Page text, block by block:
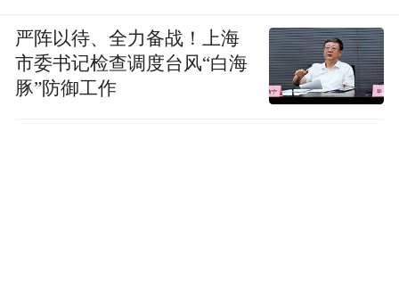
严阵以待、全力备战！上海
市委书记检查调度台风“白海
豚”防御工作